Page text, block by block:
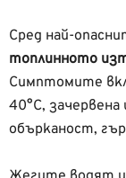
Сред най-
топлинното
Симптомите
40°C, зачервена
обърканост,